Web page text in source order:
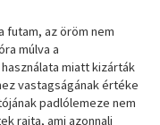
futam, az öröm nem
múlva a
miatt kizárták
vastagságának értéke
padlólemeze nem
rajta, ami azonnali